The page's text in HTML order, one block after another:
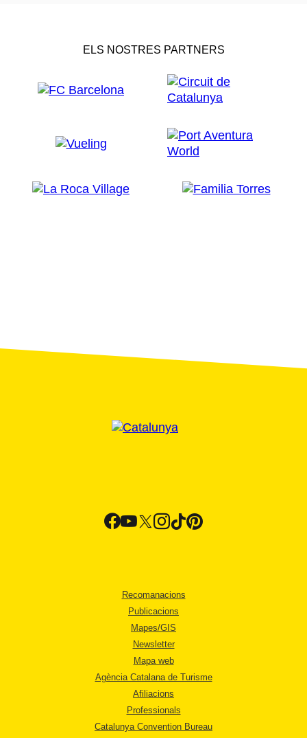
ELS NOSTRES PARTNERS
Recomanacions
Publicacions
Mapes/GIS
Newsletter
Mapa web
Agència Catalana de Turisme
Afiliacions
Professionals
Catalunya Convention Bureau